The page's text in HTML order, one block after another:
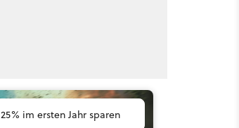
25% im ersten Jahr sparen